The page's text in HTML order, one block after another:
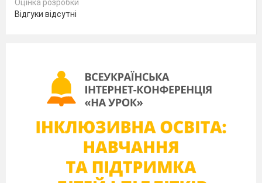
Оцінка розробки
Відгуки відсутні